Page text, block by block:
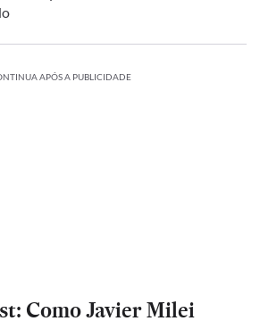
APÓS A PUBLICIDADE
Como Javier Milei